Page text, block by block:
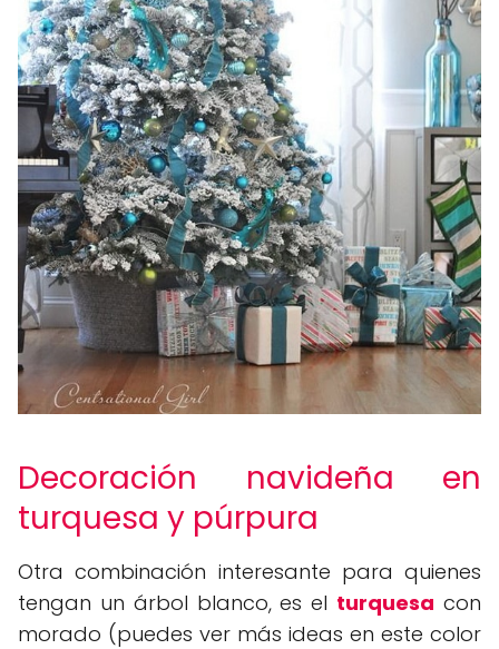
Decoración navideña en
turquesa y púrpura
Otra combinación interesante para quienes
tengan un árbol blanco, es el turquesa con
morado (puedes ver más ideas en este color